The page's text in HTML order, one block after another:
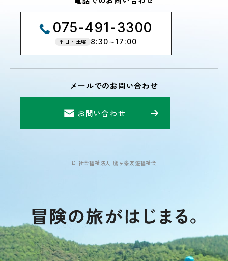
075-491-3300
平日・土曜 8:30～17:00
メールでのお問い合わせ
お問い合わせ
© 社会福祉法人 鷹ヶ峯友遊福祉会